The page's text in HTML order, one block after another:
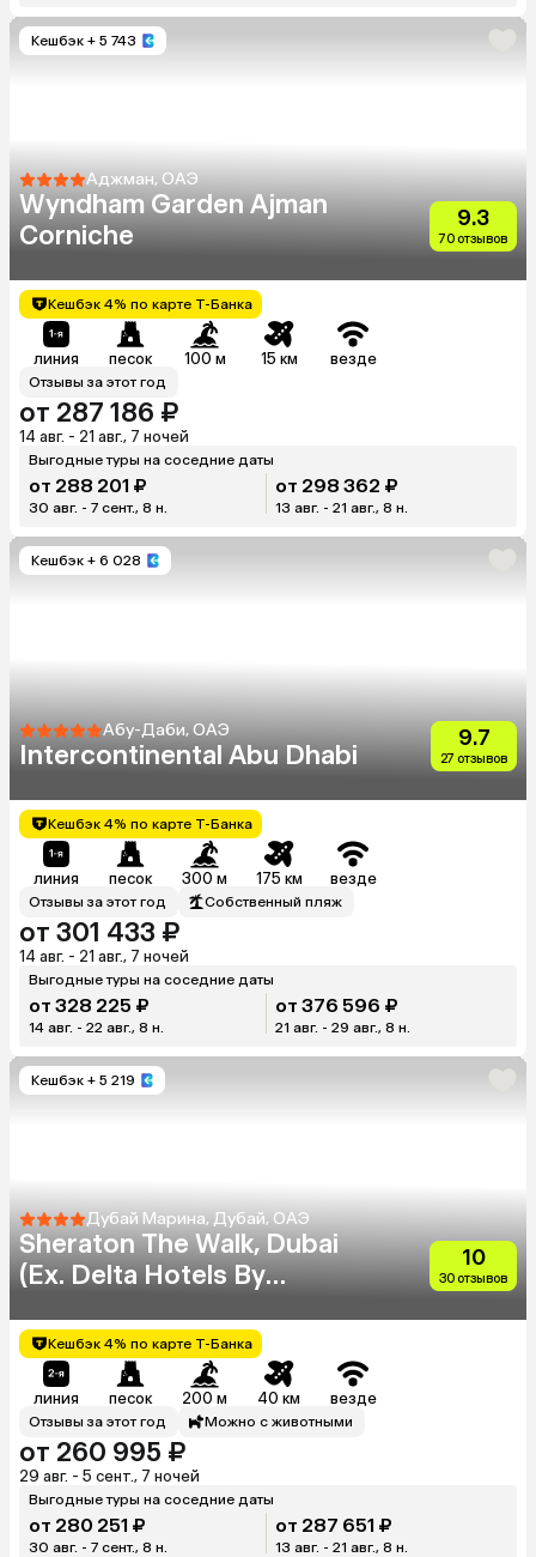
Кешбэк + 5 743
Аджман, ОАЭ
Wyndham Garden Ajman
Corniche
9.3
70 отзывов
Кешбэк 4% по карте Т-Банка
линия песок 100 м 15 км везде
Отзывы за этот год
от 287 186 ₽
14 авг. - 21 авг., 7 ночей
Выгодные туры на соседние даты
от 288 201 ₽
30 авг. - 7 сент., 8 н.
от 298 362 ₽
13 авг. - 21 авг., 8 н.
Кешбэк + 6 028
Абу-Даби, ОАЭ
Intercontinental Abu Dhabi
9.7
27 отзывов
Кешбэк 4% по карте Т-Банка
линия песок 300 м 175 км везде
Отзывы за этот год Собственный пляж
от 301 433 ₽
14 авг. - 21 авг., 7 ночей
Выгодные туры на соседние даты
от 328 225 ₽
14 авг. - 22 авг., 8 н.
от 376 596 ₽
21 авг. - 29 авг., 8 н.
Кешбэк + 5 219
Дубай Марина, Дубай, ОАЭ
Sheraton The Walk, Dubai
(Ex. Delta Hotels By
10
30 отзывов
Кешбэк 4% по карте Т-Банка
линия песок 200 м 40 км везде
Отзывы за этот год Можно с животными
от 260 995 ₽
29 авг. - 5 сент., 7 ночей
Выгодные туры на соседние даты
от 280 251 ₽
30 авг. - 7 сент., 8 н.
от 287 651 ₽
13 авг. - 21 авг., 8 н.